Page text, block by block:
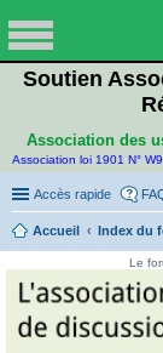
Soutien
Association des
Association loi 1901 N°
Accès rapide
Accueil
Index du
Le